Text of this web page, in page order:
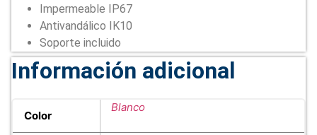
Impermeable IP67
Antivandálico IK10
Soporte incluido
Información adicional
Color
Blanco